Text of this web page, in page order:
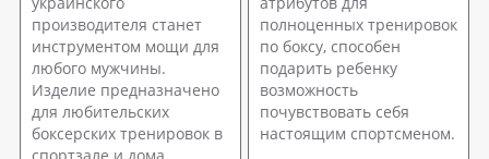
производителя станет
инструментом мощи для
любого мужчины.
Изделие предназначено
для любительских
боксерских тренировок в
полноценных тренировок
по боксу, способен
подарить ребенку
возможность
почувствовать себя
настоящим спортсменом.